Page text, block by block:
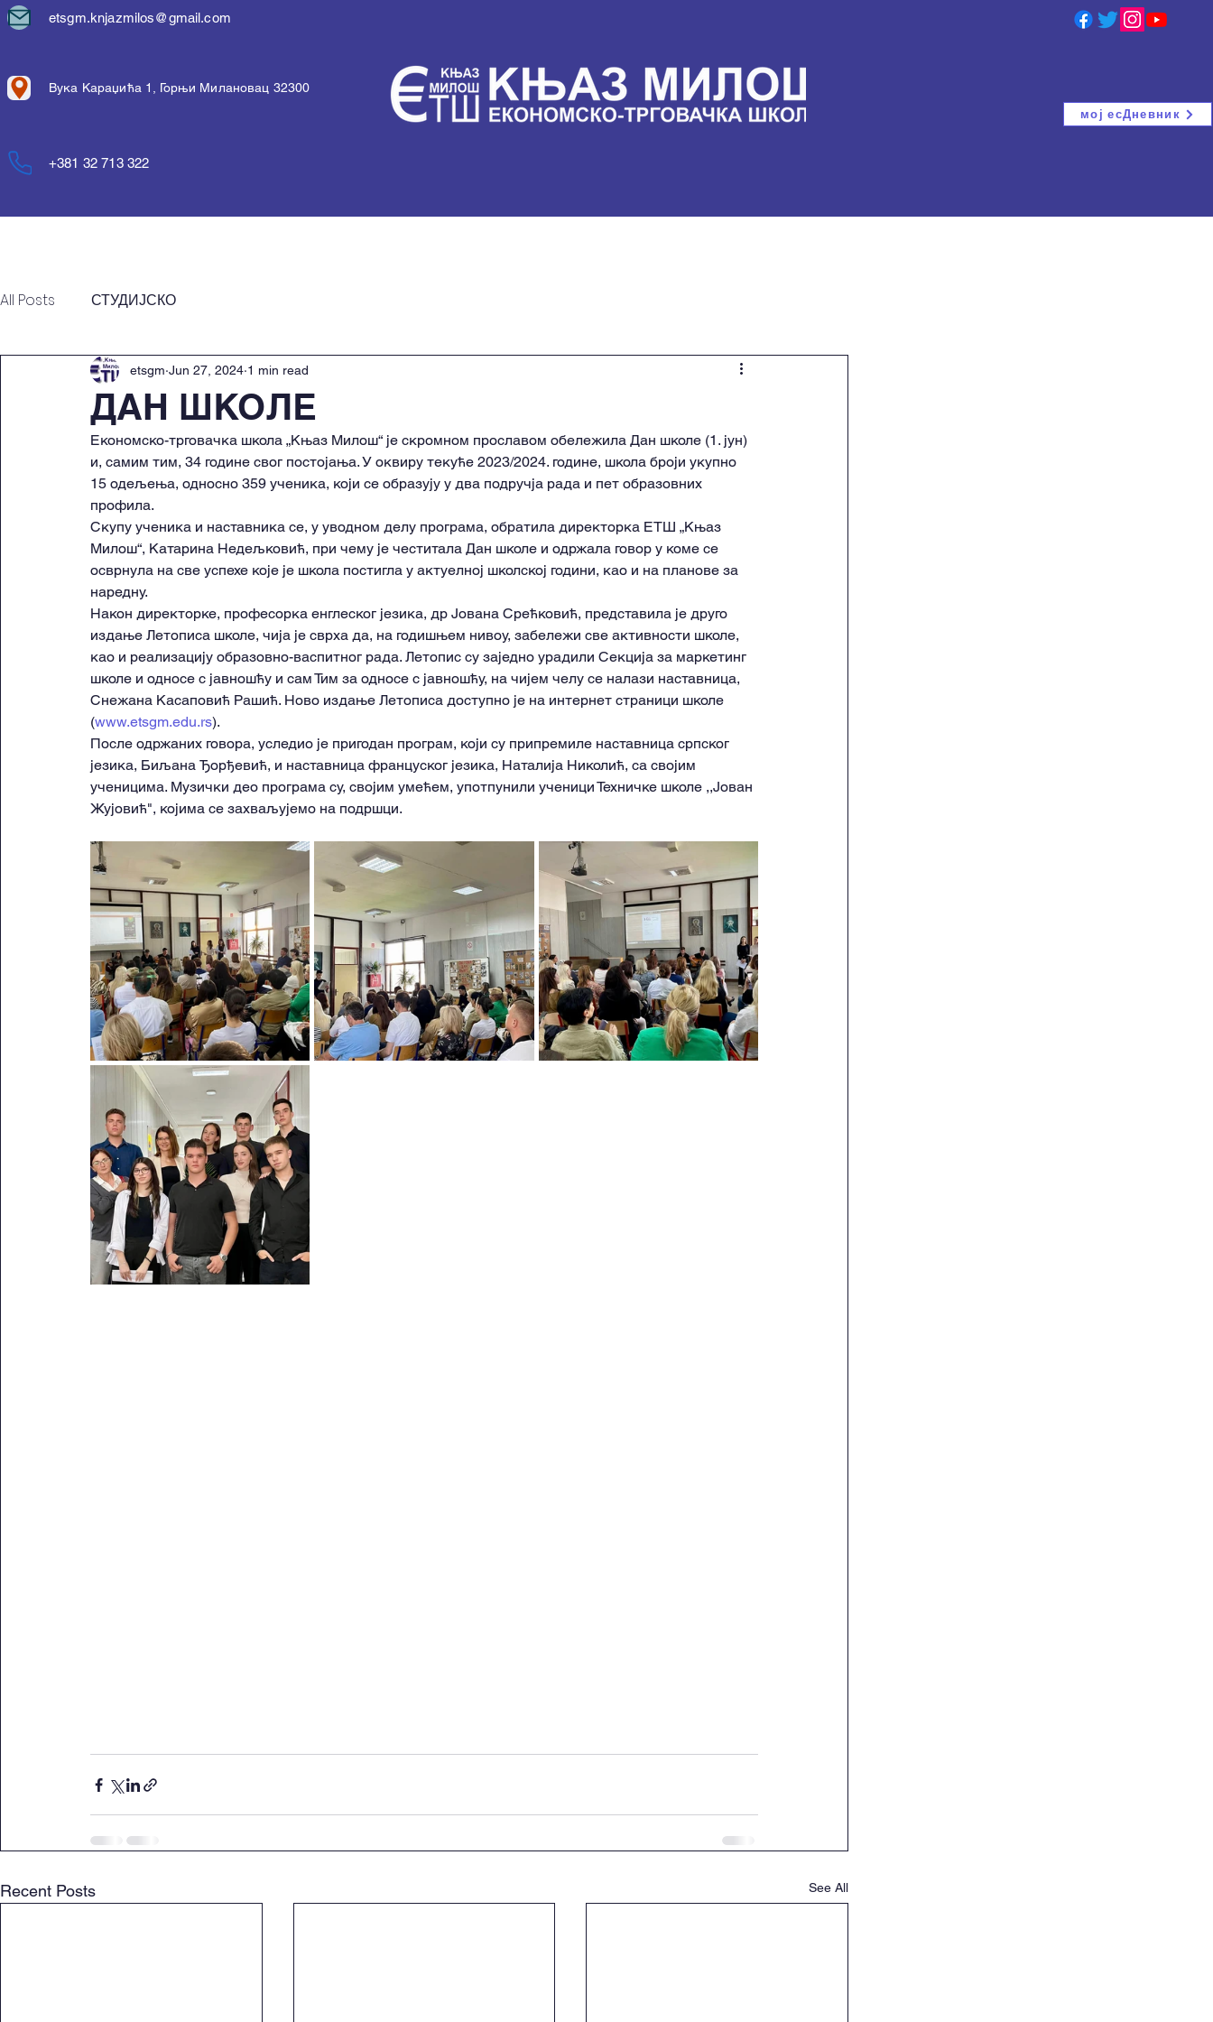
etsgm.knjazmilos@gmail.com
Вука Караџића 1, Горњи Милановац 32300
+381 32 713 322
мој есДневник
All Posts СТУДИЈСКО
ДАН ШКОЛЕ
etsgm Jun 27, 2024 1 min read
Економско-трговачка школа „Књаз Милош“ је скромном прославом обележила Дан школе (1. јун)
и, самим тим, 34 године свог постојања. У оквиру текуће 2023/2024. године, школа броји укупно
15 одељења, односно 359 ученика, који се образују у два подручја рада и пет образовних
профила.
Скупу ученика и наставника се, у уводном делу програма, обратила директорка ЕТШ „Књаз
Милош“, Катарина Недељковић, при чему је честитала Дан школе и одржала говор у коме се
осврнула на све успехе које је школа постигла у актуелној школској години, као и на планове за
наредну.
Након директорке, професорка енглеског језика, др Јована Срећковић, представила је друго
издање Летописа школе, чија је сврха да, на годишњем нивоу, забележи све активности школе,
као и реализацију образовно-васпитног рада. Летопис су заједно урадили Секција за маркетинг
школе и односе с јавношћу и сам Тим за односе с јавношћу, на чијем челу се налази наставница,
Снежана Касаповић Рашић. Ново издање Летописа доступно је на интернет страници школе
(www.etsgm.edu.rs).
После одржаних говора, уследио је пригодан програм, који су припремиле наставница српског
језика, Биљана Ђорђевић, и наставница француског језика, Наталија Николић, са својим
ученицима. Музички део програма су, својим умећем, употпунили ученици Техничке школе ,,Јован
Жујовић", којима се захваљујемо на подршци.
Recent Posts See All